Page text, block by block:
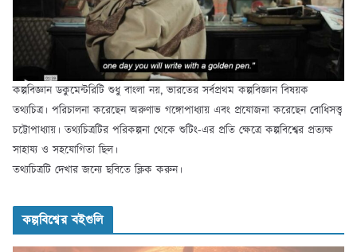
কল্পবিজ্ঞান ডকুমেন্টরিটি শুধু বাংলা নয়, ভারতের সর্বপ্রথম কল্পবিজ্ঞান বিষয়ক
তথ্যচিত্র। পরিচালনা করেছেন অরুণাভ গঙ্গোপাধ্যায় এবং প্রযোজনা করেছেন বোধিসত্ত্ব
চট্টোপাধ্যায়। তথ্যচিত্রটির পরিকল্পনা থেকে শুটিং-এর প্রতি ক্ষেত্রে কল্পবিশ্বের প্রত্যক্ষ
সাহায্য ও সহযোগিতা ছিল।
তথ্যচিত্রটি দেখার জন্যে ছবিতে ক্লিক করুন।
কল্পবিশ্বের বইগুলি